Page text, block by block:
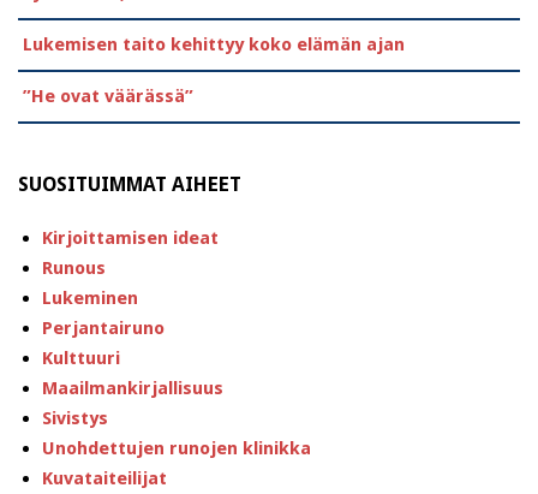
Lukemisen taito kehittyy koko elämän ajan
”He ovat väärässä”
SUOSITUIMMAT AIHEET
Kirjoittamisen ideat
Runous
Lukeminen
Perjantairuno
Kulttuuri
Maailmankirjallisuus
Sivistys
Unohdettujen runojen klinikka
Kuvataiteilijat